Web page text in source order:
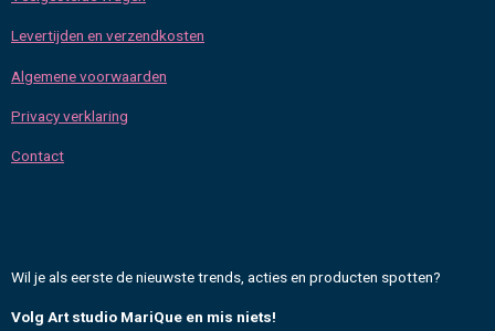
Levertijden en verzendkosten
Algemene voorwaarden
Privacy verklaring
Contact
Wil je als eerste de nieuwste trends, acties en producten spotten?
Volg Art studio MariQue en mis niets!